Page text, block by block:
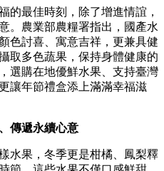
的最佳時刻，除了增進情誼，
。農業部農糧署指出，國產水
色討喜、寓意吉祥，更兼具健
取多色蔬果，保持身體健康的
選購在地優鮮水果、支持臺灣
讓年節禮盒添上滿滿幸福滋
傳遞永續心意
水果，冬季更是柑橘、鳳梨釋